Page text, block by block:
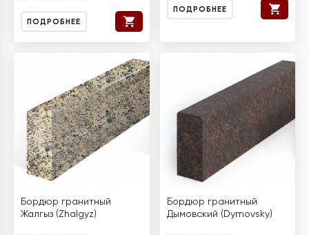
ПОДРОБНЕЕ
ПОДРОБНЕЕ
Бордюр гранитный
Жалгыз (Zhalgyz)
Бордюр гранитный
Дымовский (Dymovsky)